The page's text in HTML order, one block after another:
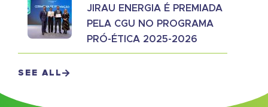
JIRAU ENERGIA É PREMIADA
PELA CGU NO PROGRAMA
PRÓ-ÉTICA 2025-2026
SEE ALL